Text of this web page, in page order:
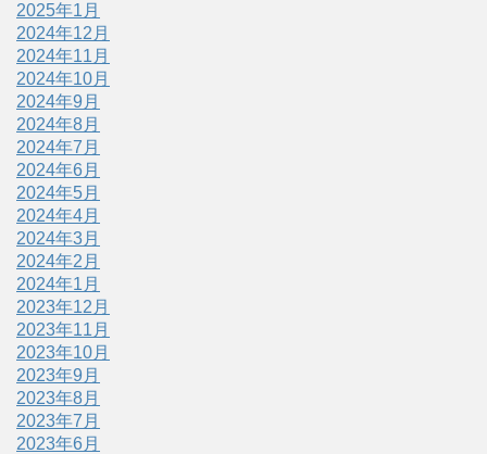
2025年1月
2024年12月
2024年11月
2024年10月
2024年9月
2024年8月
2024年7月
2024年6月
2024年5月
2024年4月
2024年3月
2024年2月
2024年1月
2023年12月
2023年11月
2023年10月
2023年9月
2023年8月
2023年7月
2023年6月